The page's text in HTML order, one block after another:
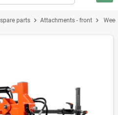
parts chevron_right Attachments - front chevron_right